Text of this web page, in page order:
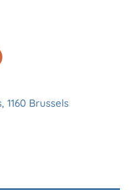
1160 Brussels